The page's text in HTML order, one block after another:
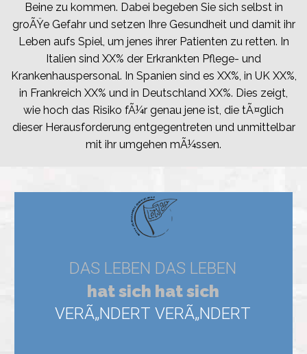
Beine zu kommen. Dabei begeben Sie sich selbst in
groÃŸe Gefahr und setzen Ihre Gesundheit und damit ihr
Leben aufs Spiel, um jenes ihrer Patienten zu retten. In
Italien sind XX% der Erkrankten Pflege- und
Krankenhauspersonal. In Spanien sind es XX%, in UK XX%,
in Frankreich XX% und in Deutschland XX%. Dies zeigt,
wie hoch das Risiko fÃ¼r genau jene ist, die tÃ¤glich
dieser Herausforderung entgegentreten und unmittelbar
mit ihr umgehen mÃ¼ssen.